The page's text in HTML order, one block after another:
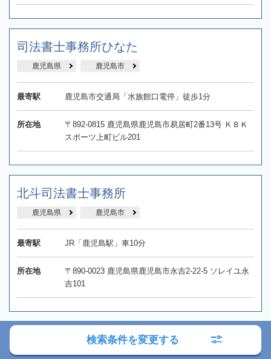
司法書士事務所ひなた
鹿児島県 鹿児島市
最寄駅 鹿児島市交通局「水族館口電停」徒歩1分
所在地
〒892-0815 鹿児島県鹿児島市易居町2番13号 ＫＢＫ
スポーツ上町ビル201
北斗司法書士事務所
鹿児島県 鹿児島市
最寄駅 JR「鹿児島駅」車10分
所在地
〒890-0023 鹿児島県鹿児島市永吉2-22-5 ソレイユ永
吉101
久井司法書士事務所検索条件を変更する